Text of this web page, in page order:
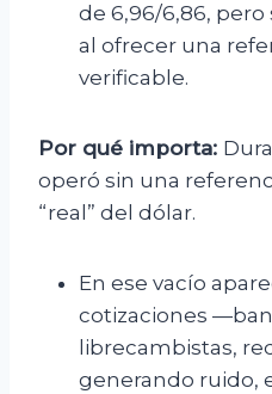
de 6,96/6,86,
al ofrecer una
verificable.
Por qué importa:
operó sin una
“real” del dólar.
En ese vacío
cotizaciones
librecambistas,
generando ruido,